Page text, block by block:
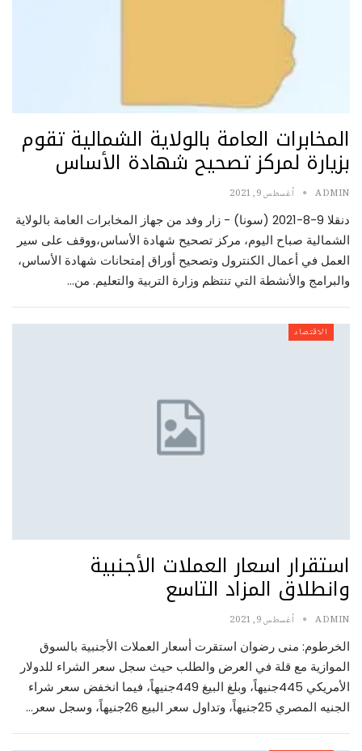
المخابرات العامة بالولاية الشمالية تقوم
بزيارة لمركز تصحيح شهادة الأساس
ADMIN أغسطس 9, 2021
دنقلا 9-8-2021 (سونا) - زار وفد من جهاز المخابرات العامة بالولاية
الشمالية صباح اليوم، مركز تصحيح شهادة الأساس،ووقف على سير
العمل في أعمال الكنترول وتصحيح أوراق إمتحانات شهادة الأساس،
والبرامج والأنشطة التي تنتظم وزارة التربية والتعليم. من…
الاقتصاد
استقرار اسعار العملات الأجنبية
وانطلاق المزاد التاسع
ADMIN أغسطس 9, 2021
الخرطوم: منى رضوان استقرت أسعار العملات الأجنبية بالسوق
الموازية مع قلة في العرض والطلب حيث سجل سعر الشراء للدولار
الأمريكي 445جنيهاً، وبلغ البيغ 449جنيهاً، فيما انخفض سعر شراء
الجنيه المصري 25جنيهاً، وتداول سعر البيع 26جنيهاً، وسجل سعر…